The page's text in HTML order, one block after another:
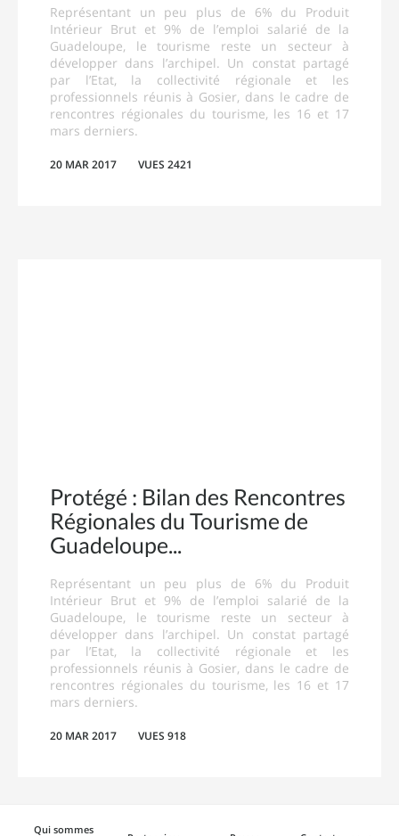
Représentant un peu plus de 6% du Produit
Intérieur Brut et 9% de l’emploi salarié de la
Guadeloupe, le tourisme reste un secteur à
développer dans l’archipel. Un constat partagé
par l’Etat, la collectivité régionale et les
professionnels réunis à Gosier, dans le cadre de
rencontres régionales du tourisme, les 16 et 17
mars derniers.
20 MAR 2017 VUES 2421
Protégé : Bilan des Rencontres
Régionales du Tourisme de
Guadeloupe
Représentant un peu plus de 6% du Produit
Intérieur Brut et 9% de l’emploi salarié de la
Guadeloupe, le tourisme reste un secteur à
développer dans l’archipel. Un constat partagé
par l’Etat, la collectivité régionale et les
professionnels réunis à Gosier, dans le cadre de
rencontres régionales du tourisme, les 16 et 17
mars derniers.
20 MAR 2017 VUES 918
Qui sommes